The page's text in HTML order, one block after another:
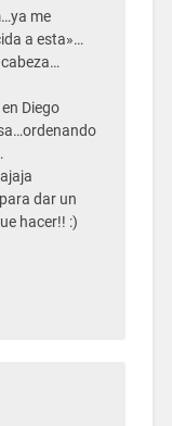
me
a esta»…
Diego
dar un
hacer!! :)